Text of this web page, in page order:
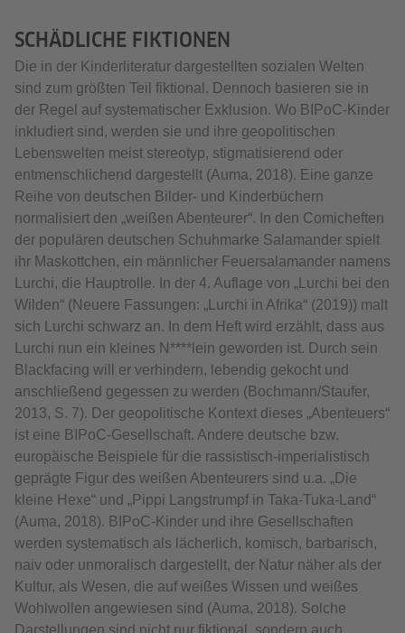
SCHÄDLICHE FIKTIONEN
Die in der Kinderliteratur dargestellten sozialen Welten
sind zum größten Teil fiktional. Dennoch basieren sie in
der Regel auf systematischer Exklusion. Wo BIPoC-Kinder
inkludiert sind, werden sie und ihre geopolitischen
Lebenswelten meist stereotyp, stigmatisierend oder
entmenschlichend dargestellt (Auma, 2018). Eine ganze
Reihe von deutschen Bilder- und Kinderbüchern
normalisiert den „weißen Abenteurer“. In den Comicheften
der populären deutschen Schuhmarke Salamander spielt
ihr Maskottchen, ein männlicher Feuersalamander namens
Lurchi, die Hauptrolle. In der 4. Auflage von „Lurchi bei den
Wilden“ (Neuere Fassungen: „Lurchi in Afrika“ (2019)) malt
sich Lurchi schwarz an. In dem Heft wird erzählt, dass aus
Lurchi nun ein kleines N****lein geworden ist. Durch sein
Blackfacing will er verhindern, lebendig gekocht und
anschließend gegessen zu werden (Bochmann/Staufer,
2013, S. 7). Der geopolitische Kontext dieses „Abenteuers“
ist eine BIPoC-Gesellschaft. Andere deutsche bzw.
europäische Beispiele für die rassistisch-imperialistisch
geprägte Figur des weißen Abenteurers sind u.a. „Die
kleine Hexe“ und „Pippi Langstrumpf in Taka-Tuka-Land“
(Auma, 2018). BIPoC-Kinder und ihre Gesellschaften
werden systematisch als lächerlich, komisch, barbarisch,
naiv oder unmoralisch dargestellt, der Natur näher als der
Kultur, als Wesen, die auf weißes Wissen und weißes
Wohlwollen angewiesen sind (Auma, 2018). Solche
Darstellungen sind nicht nur fiktional, sondern auch